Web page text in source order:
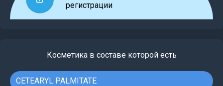
регистрации
Косметика в составе которой есть
CETEARYL PALMITATE